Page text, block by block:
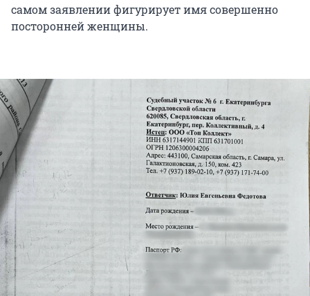
самом заявлении фигурирует имя совершенно
посторонней женщины.